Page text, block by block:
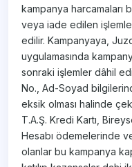
kampanya harcamaları
veya iade edilen
edilir. Kampanyaya,
uygulamasında
sonraki işlemler dâhil
No., Ad-Soyad
eksik olması halinde
T.A.Ş. Kredi Kartı,
Hesabı ödemelerinde
olanlar bu kampanya